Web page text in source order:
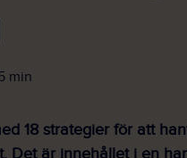
min
18 strategier för att